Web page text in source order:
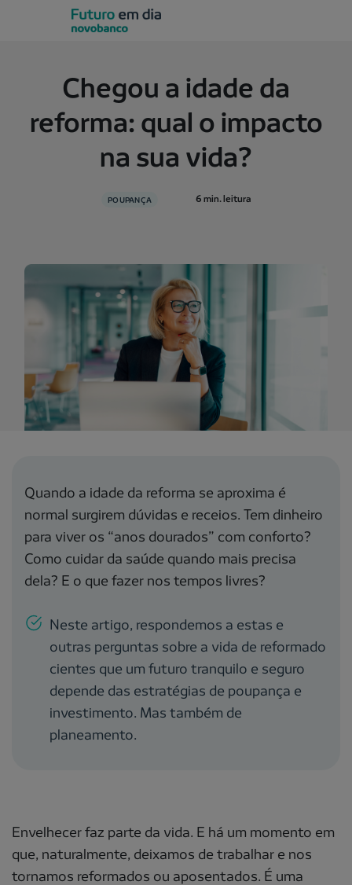
Chegou a idade da
reforma: qual o impacto
na sua vida?
POUPANÇA 6 min. leitura
Quando a idade da reforma se aproxima é
normal surgirem dúvidas e receios. Tem dinheiro
para viver os “anos dourados” com conforto?
Como cuidar da saúde quando mais precisa
dela? E o que fazer nos tempos livres?
Neste artigo, respondemos a estas e
outras perguntas sobre a vida de reformado
cientes que um futuro tranquilo e seguro
depende das estratégias de poupança e
investimento. Mas também de
planeamento.
Envelhecer faz parte da vida. E há um momento em
que, naturalmente, deixamos de trabalhar e nos
tornamos reformados ou aposentados. É uma